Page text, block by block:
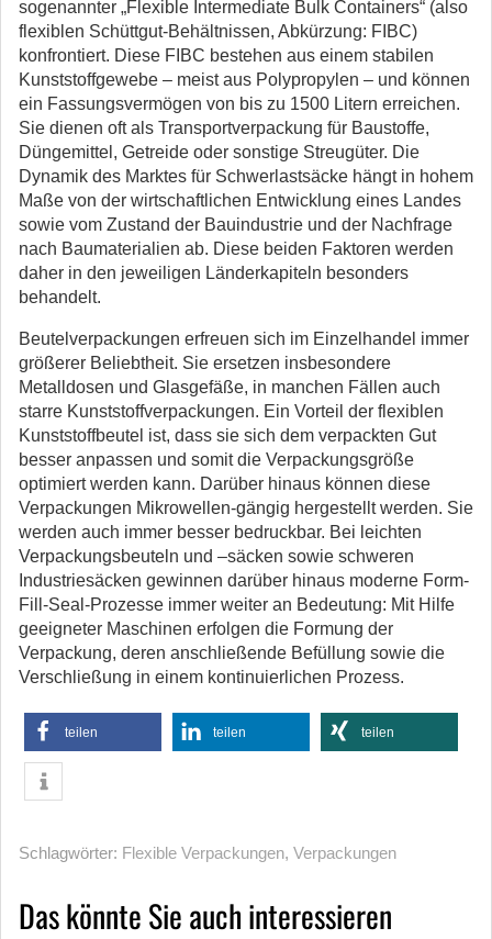
sogenannter „Flexible Intermediate Bulk Containers“ (also
flexiblen Schüttgut-Behältnissen, Abkürzung: FIBC)
konfrontiert. Diese FIBC bestehen aus einem stabilen
Kunststoffgewebe – meist aus Polypropylen – und können
ein Fassungsvermögen von bis zu 1500 Litern erreichen.
Sie dienen oft als Transportverpackung für Baustoffe,
Düngemittel, Getreide oder sonstige Streugüter. Die
Dynamik des Marktes für Schwerlastsäcke hängt in hohem
Maße von der wirtschaftlichen Entwicklung eines Landes
sowie vom Zustand der Bauindustrie und der Nachfrage
nach Baumaterialien ab. Diese beiden Faktoren werden
daher in den jeweiligen Länderkapiteln besonders
behandelt.
Beutelverpackungen erfreuen sich im Einzelhandel immer
größerer Beliebtheit. Sie ersetzen insbesondere
Metalldosen und Glasgefäße, in manchen Fällen auch
starre Kunststoffverpackungen. Ein Vorteil der flexiblen
Kunststoffbeutel ist, dass sie sich dem verpackten Gut
besser anpassen und somit die Verpackungsgröße
optimiert werden kann. Darüber hinaus können diese
Verpackungen Mikrowellen-gängig hergestellt werden. Sie
werden auch immer besser bedruckbar. Bei leichten
Verpackungsbeuteln und –säcken sowie schweren
Industriesäcken gewinnen darüber hinaus moderne Form-
Fill-Seal-Prozesse immer weiter an Bedeutung: Mit Hilfe
geeigneter Maschinen erfolgen die Formung der
Verpackung, deren anschließende Befüllung sowie die
Verschließung in einem kontinuierlichen Prozess.
teilen teilen teilen
Schlagwörter: Flexible Verpackungen, Verpackungen
Das könnte Sie auch interessieren